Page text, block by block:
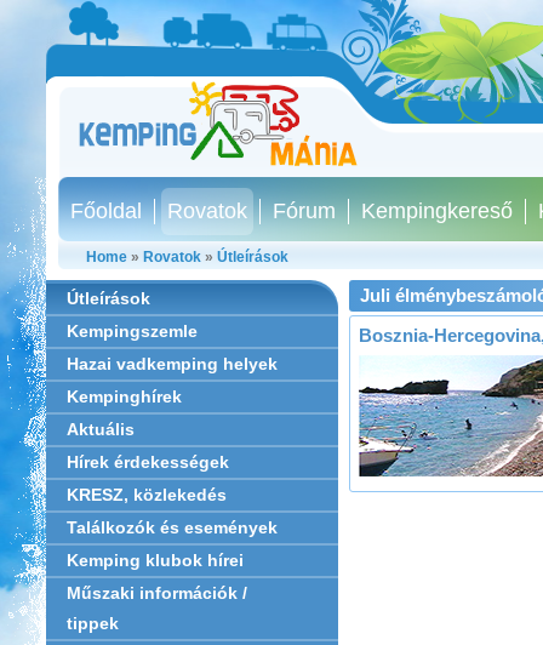
Főoldal Rovatok Fórum Kempingkereső
Home » Rovatok » Útleírások
Útleírások
Kempingszemle
Hazai vadkemping helyek
Kempinghírek
Aktuális
Hírek érdekességek
KRESZ, közlekedés
Találkozók és események
Kemping klubok hírei
Műszaki információk /
tippek
Juli
Bosznia-